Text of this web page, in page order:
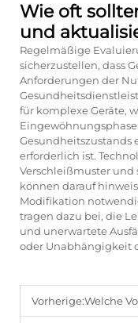
Wie oft
und
Regelmäßige
sicherzustellen, dass
Anforderungen der
für komplexe Geräte,
Gesundheitszustands
erforderlich ist.
Verschleißmuster und
können darauf
Modifikation
tragen dazu bei, die
und unerwartete
oder Unabhängigkeit
Vorherige:Welche Vorteile